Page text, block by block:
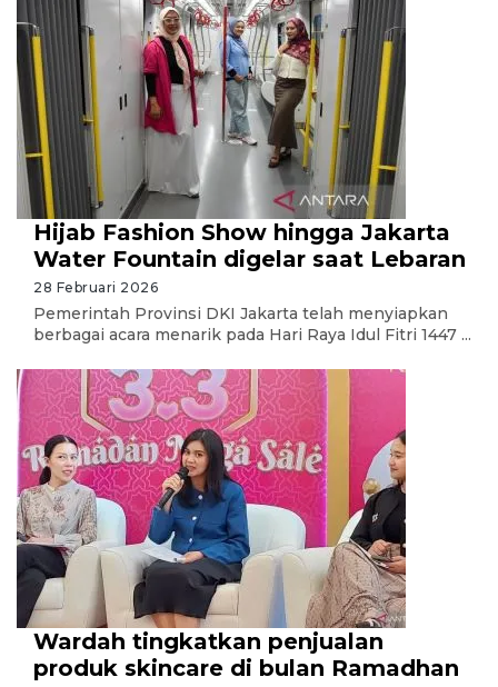
Hijab Fashion Show hingga Jakarta
Water Fountain digelar saat Lebaran
28 Februari 2026
Pemerintah Provinsi DKI Jakarta telah menyiapkan
berbagai acara menarik pada Hari Raya Idul Fitri 1447 ...
Wardah tingkatkan penjualan
produk skincare di bulan Ramadhan